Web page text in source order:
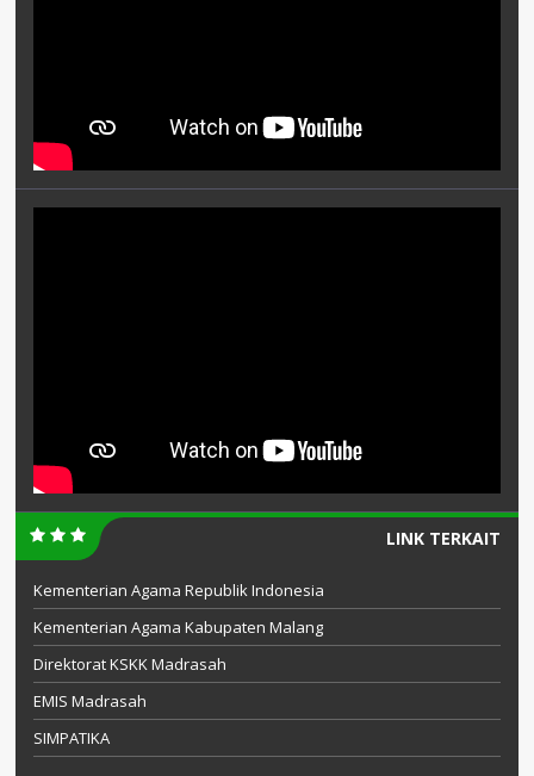
LINK TERKAIT
Kementerian Agama Republik Indonesia
Kementerian Agama Kabupaten Malang
Direktorat KSKK Madrasah
EMIS Madrasah
SIMPATIKA